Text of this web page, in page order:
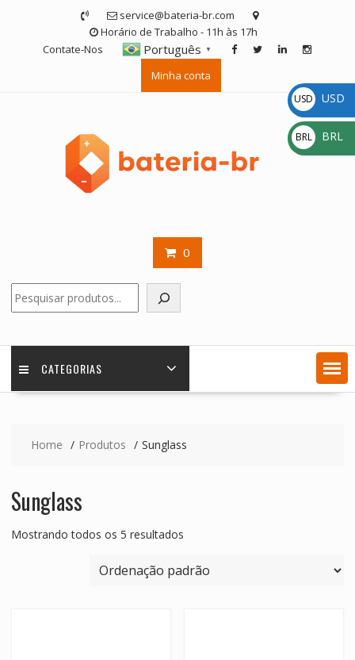
service@bateria-br.com
Horário de Trabalho - 11h às 17h
Contate-Nos
Português ▼
Minha conta
0
CATEGORIAS
Home Produtos Sunglass
Sunglass
Mostrando todos os 5 resultados
USD
$
USD
BRL
R$
BRL